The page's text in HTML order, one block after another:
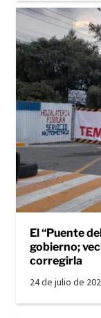
El “Puente
gobierno;
corregirla
24 de julio de